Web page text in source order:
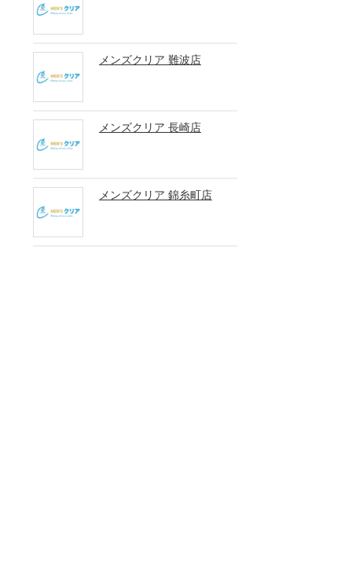
メンズクリア 難波店
メンズクリア 長崎店
メンズクリア 錦糸町店